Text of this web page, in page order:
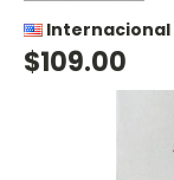
Internacional
$109.00